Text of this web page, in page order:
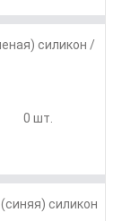
силикон /
0 шт.
силикон